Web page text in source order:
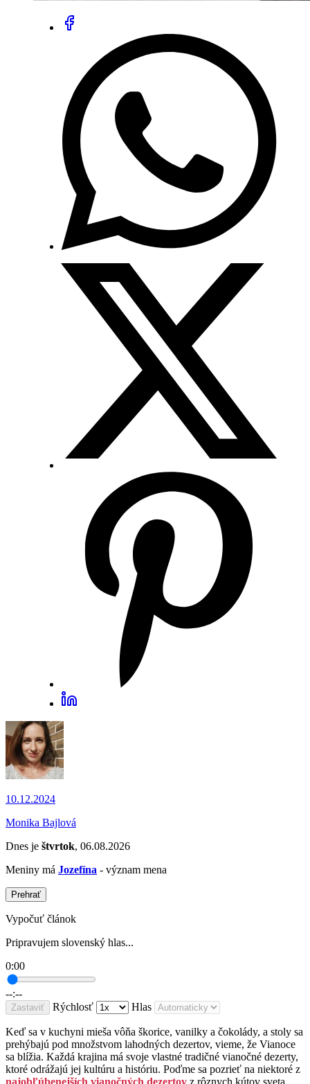
10.12.2024
Monika Bajlová
Dnes je štvrtok, 06.08.2026
Meniny má Jozefína - význam mena
Prehrať
Vypočuť článok
Pripravujem slovenský hlas...
0:00
--:--
Zastaviť Rýchlosť Hlas
Keď sa v kuchyni mieša vôňa škorice, vanilky a čokolády, a stoly sa
prehýbajú pod množstvom lahodných dezertov, vieme, že Vianoce
sa blížia. Každá krajina má svoje vlastné tradičné vianočné dezerty,
ktoré odrážajú jej kultúru a históriu. Poďme sa pozrieť na niektoré z